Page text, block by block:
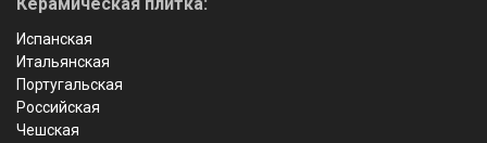
Керамическая плитка:
Испанская
Итальянская
Португальская
Российская
Чешская